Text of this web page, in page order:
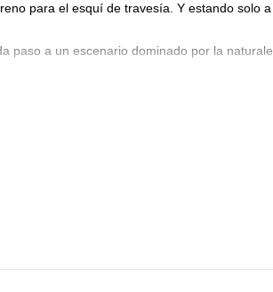
para el esquí de travesía. Y estando solo
paso a un escenario dominado por la
cubierto de nieve fresca.
de Japón como en su cultura de
Japón, en una exploración de esquí de